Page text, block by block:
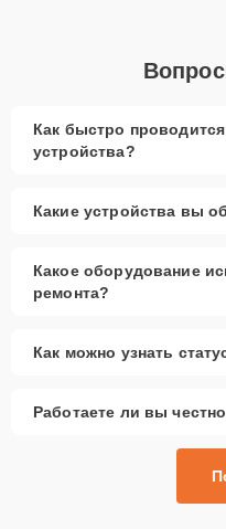
Как быстро
устройства?
Какие устройства вы
Какое оборудование
ремонта?
Как можно узнать
Работаете ли вы